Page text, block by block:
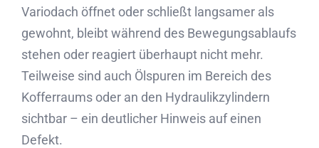
Variodach öffnet oder schließt langsamer als
gewohnt, bleibt während des Bewegungsablaufs
stehen oder reagiert überhaupt nicht mehr.
Teilweise sind auch Ölspuren im Bereich des
Kofferraums oder an den Hydraulikzylindern
sichtbar – ein deutlicher Hinweis auf einen
Defekt.